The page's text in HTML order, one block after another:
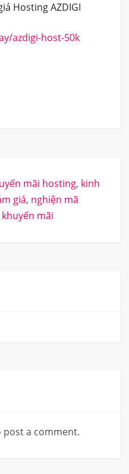
Hosting AZDIGI
azdigi-host-50k
mãi hosting, kinh
giá, nghiện mã
mãi
post a comment.